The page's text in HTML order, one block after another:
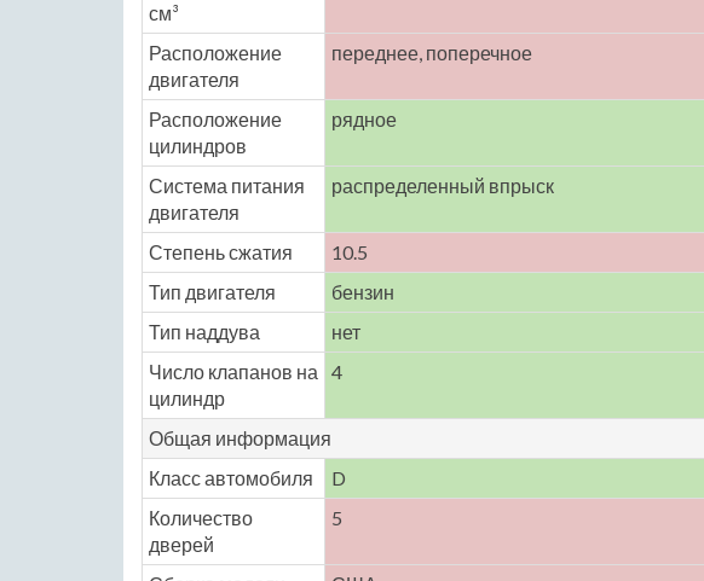
см³
Расположение
двигателя
переднее, поперечное
Расположение
цилиндров
рядное
Система питания
двигателя
распределенный впрыск
Степень сжатия 10.5
Тип двигателя
бензин
Тип наддува
нет
Число клапанов на
цилиндр
4
Общая информация
Класс автомобиля
D
Количество
дверей
5